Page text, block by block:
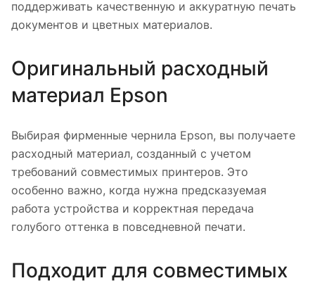
поддерживать качественную и аккуратную печать
документов и цветных материалов.
Оригинальный расходный
материал Epson
Выбирая фирменные чернила Epson, вы получаете
расходный материал, созданный с учетом
требований совместимых принтеров. Это
особенно важно, когда нужна предсказуемая
работа устройства и корректная передача
голубого оттенка в повседневной печати.
Подходит для совместимых